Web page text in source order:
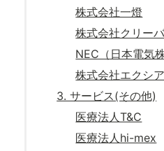
株式会社一燈
株式会社クリー
NEC（日本電気
株式会社エクシア
3. サービス(その他)
医療法人T&C
医療法人hi-mex